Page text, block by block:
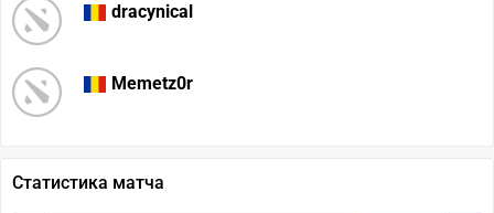
dracynical
Memetz0r
Статистика матча